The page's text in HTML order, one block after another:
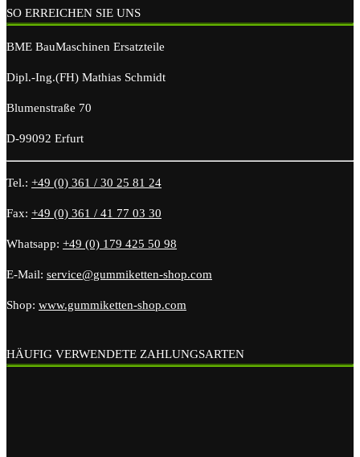
SO ERREICHEN SIE UNS
BME BauMaschinen Ersatzteile
Dipl.-Ing.(FH) Mathias Schmidt
Blumenstraße 70
D-99092 Erfurt
Tel.: +49 (0) 361 / 30 25 81 24
Fax: +49 (0) 361 / 41 77 03 30
Whatsapp: +49 (0) 179 425 50 98
E-Mail: service@gummiketten-shop.com
Shop: www.gummiketten-shop.com
HÄUFIG VERWENDETE ZAHLUNGSARTEN